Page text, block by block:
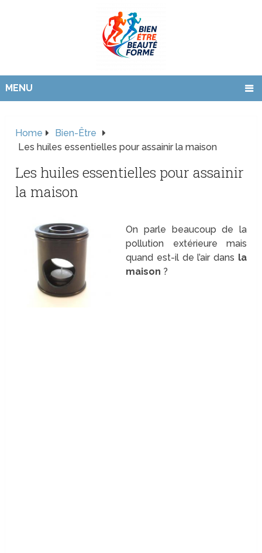
MENU
Home
Bien-Être
Les huiles essentielles pour assainir la maison
Les huiles essentielles pour assainir
la maison
On parle beaucoup de la
pollution extérieure mais
quand est-il de l’air dans la
maison ?